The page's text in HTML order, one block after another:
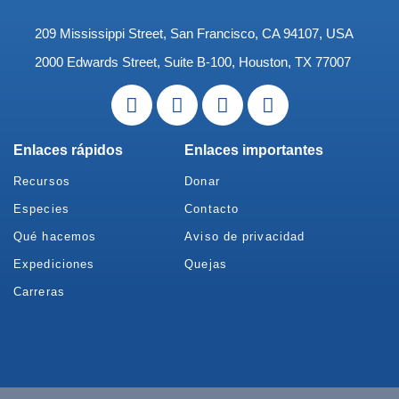
209 Mississippi Street, San Francisco, CA 94107, USA
2000 Edwards Street, Suite B-100, Houston, TX 77007
Enlaces rápidos
Recursos
Especies
Qué hacemos
Expediciones
Carreras
Enlaces importantes
Donar
Contacto
Aviso de privacidad
Quejas